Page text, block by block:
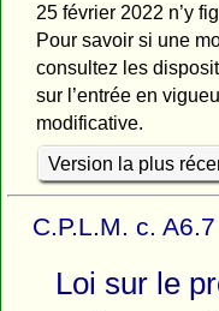
25 février 2022 n’y
Pour savoir si une
consultez les
sur l’entrée en
modificative.
Version la plus
C.P.L.M. c. A6.7
Loi sur le